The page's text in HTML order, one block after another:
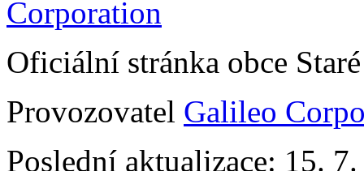
Oficiální stránka obce
Provozovatel Galileo
Poslední aktualizace: 15.